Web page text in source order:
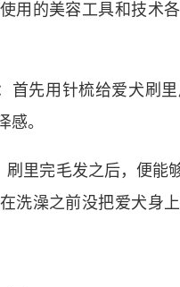
用的美容工具和技术
首先用针梳给爱犬刷
感。
刷里完毛发之后，便能
洗澡之前没把爱犬身